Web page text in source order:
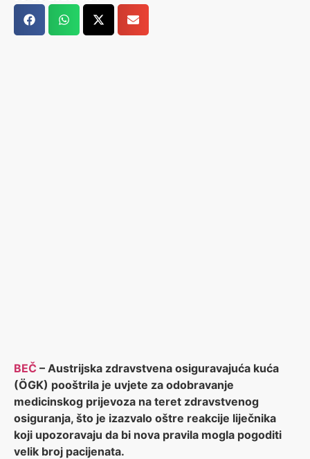
BEČ – Austrijska zdravstvena osiguravajuća kuća
(ÖGK) pooštrila je uvjete za odobravanje
medicinskog prijevoza na teret zdravstvenog
osiguranja, što je izazvalo oštre reakcije liječnika
koji upozoravaju da bi nova pravila mogla pogoditi
velik broj pacijenata.